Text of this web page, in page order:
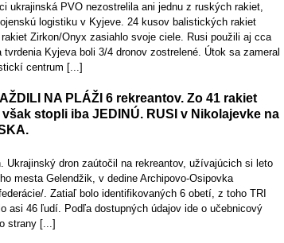
ukrajinská PVO nezostrelila ani jednu z ruských rakiet,
logistiku v Kyjeve. 24 kusov balistických rakiet
Zirkon/Onyx zasiahlo svoje ciele. Rusi použili aj cca
Kyjeva boli 3/4 dronov zostrelené. Útok sa zameral
centrum [...]
NA PLÁŽI 6 rekreantov. Zo 41 rakiet
stopli iba JEDINÚ. RUSI v Nikolajevke na
Ukrajinský dron zaútočil na rekreantov, užívajúcich si leto
mesta Gelendžik, v dedine Archipovo-Osipovka
. Zatiaľ bolo identifikovaných 6 obetí, z toho TRI
asi 46 ľudí. Podľa dostupných údajov ide o učebnicový
strany [...]